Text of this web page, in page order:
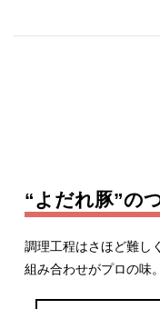
“よだれ豚”の
調理工程はさほど難し
組み合わせがプロの味